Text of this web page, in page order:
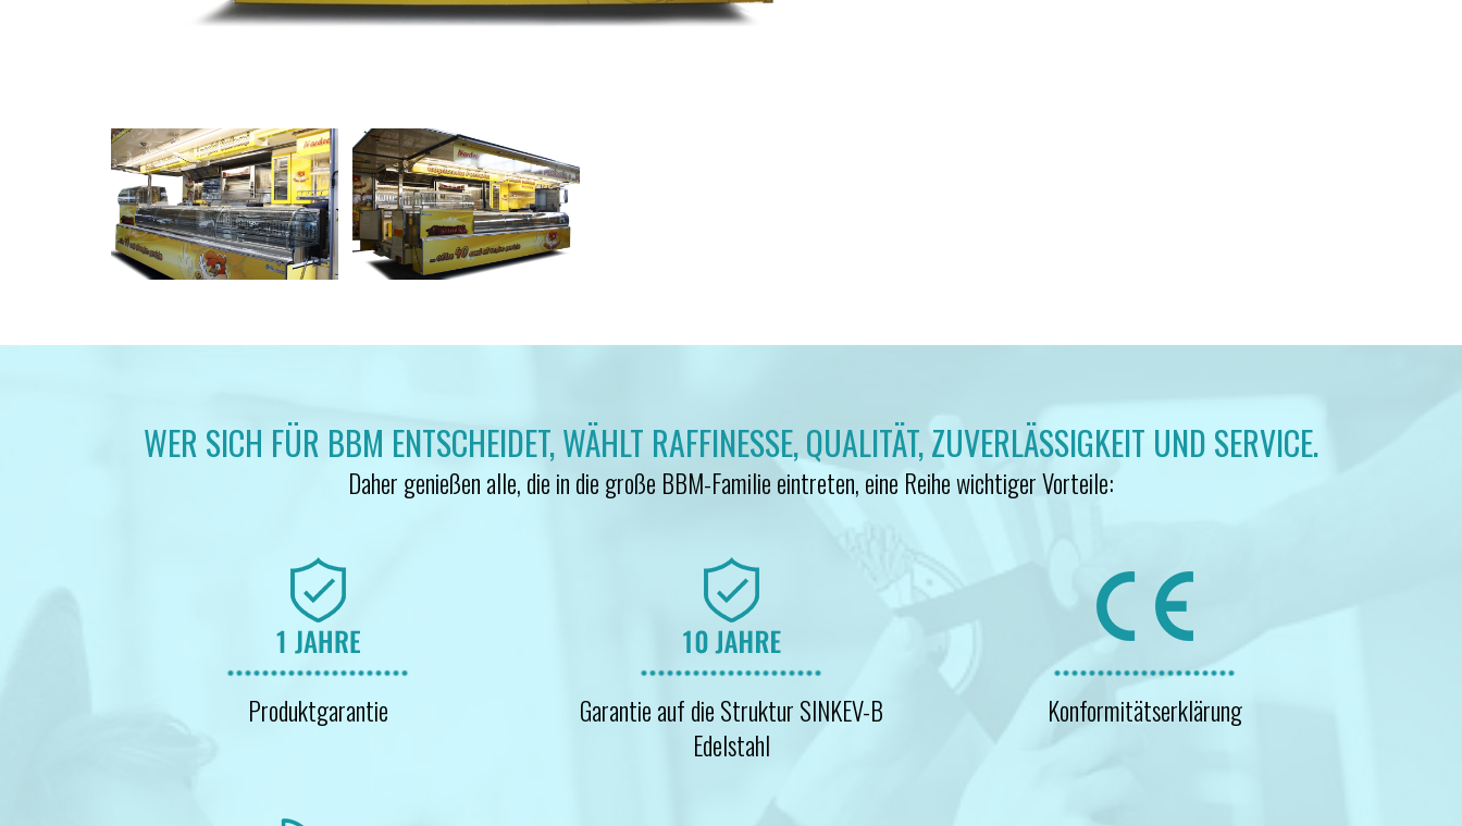
WER SICH FÜR BBM ENTSCHEIDET, WÄHLT RAFFINESSE, QUALITÄT, ZUVERLÄSSIGKEIT UND SERVICE.
Daher genießen alle, die in die große BBM-Familie eintreten, eine Reihe wichtiger Vorteile:
Produktgarantie
Garantie auf die Struktur SINKEV-B
Edelstahl
Konformitätserklärung